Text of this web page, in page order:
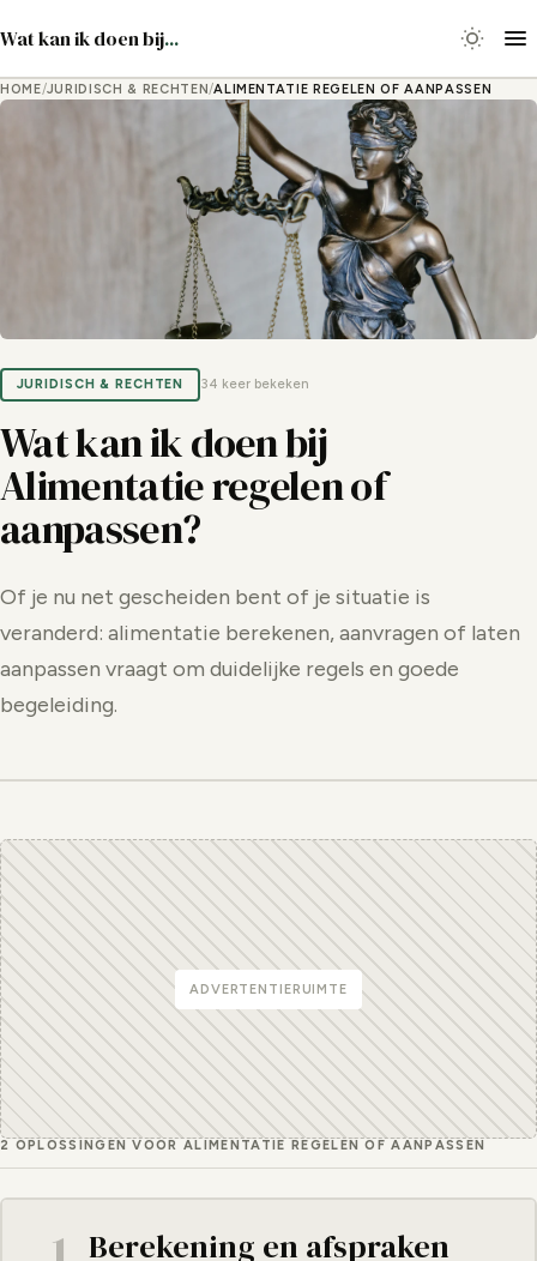
Wat kan ik doen bij...
HOME/JURIDISCH & RECHTEN/ALIMENTATIE REGELEN OF AANPASSEN
JURIDISCH & RECHTEN 34 keer bekeken
Wat kan ik doen bij
Alimentatie regelen of
aanpassen?
Of je nu net gescheiden bent of je situatie is
veranderd: alimentatie berekenen, aanvragen of laten
aanpassen vraagt om duidelijke regels en goede
begeleiding.
ADVERTENTIERUIMTE
2 OPLOSSINGEN VOOR ALIMENTATIE REGELEN OF AANPASSEN
Berekening en afspraken